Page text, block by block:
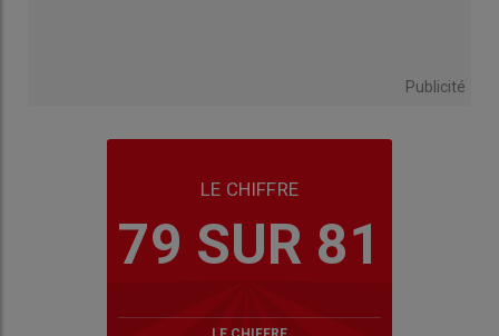
Publicité
LE CHIFFRE
79 SUR 81